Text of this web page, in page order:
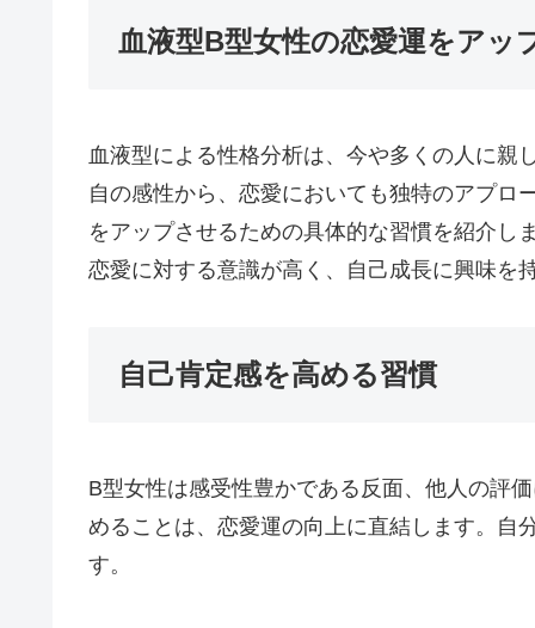
血液型B型女性の恋愛運をアッ
血液型による性格分析は、今や多くの人に親
自の感性から、恋愛においても独特のアプロ
をアップさせるための具体的な習慣を紹介し
恋愛に対する意識が高く、自己成長に興味を
自己肯定感を高める習慣
B型女性は感受性豊かである反面、他人の評
めることは、恋愛運の向上に直結します。自
す。